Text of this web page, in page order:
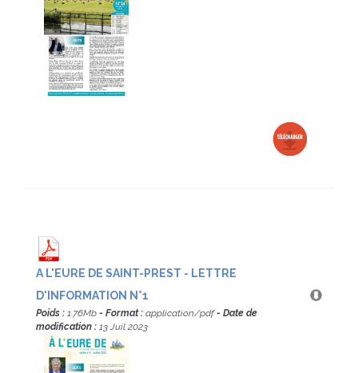
A L'EURE DE SAINT-PREST - LETTRE
D'INFORMATION N°1
Poids : 1.76Mb - Format : application/pdf- Date de
modification : 13 Juil 2023